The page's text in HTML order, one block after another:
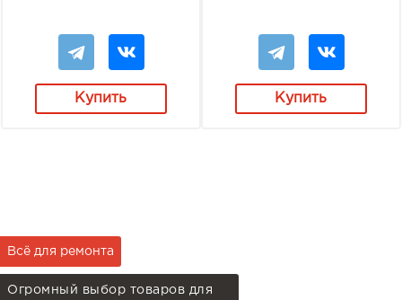
Купить Купить
Всё для ремонта
Огромный выбор товаров для